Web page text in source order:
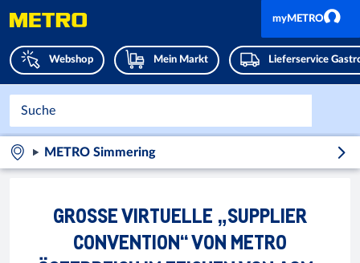
Webshop Mein Markt Lieferservice
myMETRO
METRO Simmering
GROSSE VIRTUELLE „SUPPLIER C
ONVENTION“ VON METRO Ö